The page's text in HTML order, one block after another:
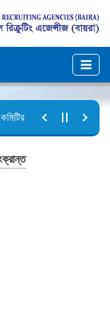
সভার কার্যবিবরণী প্রেরণ।